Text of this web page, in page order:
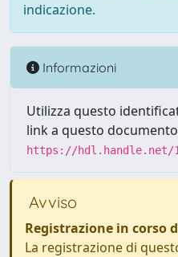
indicazione.
Informazioni
Utilizza questo
link a questo
https://hdl.handle.net/
Avviso
Registrazione in corso
La registrazione di